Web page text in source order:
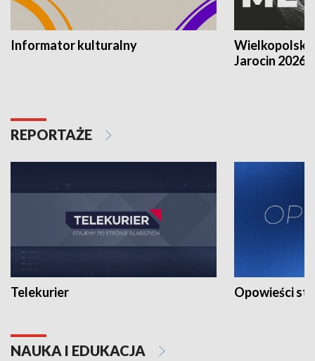
Informator kulturalny
Jarocin 2026
REPORTAŻE
Telekurier Opowieści
NAUKA I EDUKACJA